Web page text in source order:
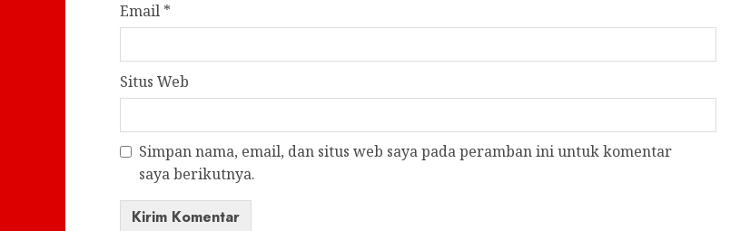
Email *
Situs Web
Simpan nama, email, dan situs web saya pada peramban ini untuk komentar
saya berikutnya.